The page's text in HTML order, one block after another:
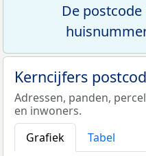
De postcode
Kerncijfers
Adressen, panden,
en inwoners.
Grafiek
Tabel